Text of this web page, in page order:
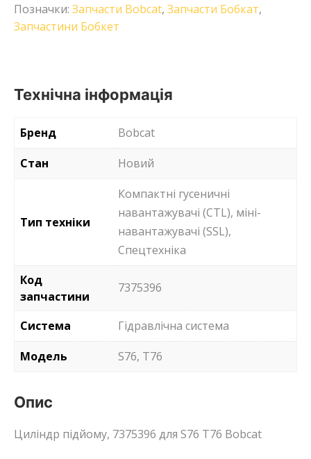
Позначки: Запчасти Bobcat, Запчасти Бобкат,
Запчастини Бобкет
Технічна інформація
Бренд
Bobcat
Стан
Новий
Тип техніки
Компактні гусеничні
навантажувачі (CTL), міні-
навантажувачі (SSL),
Спецтехніка
Код
запчастини
7375396
Система
Гідравлічна система
Модель
S76, T76
Опис
Циліндр підйому, 7375396 для S76 T76 Bobcat